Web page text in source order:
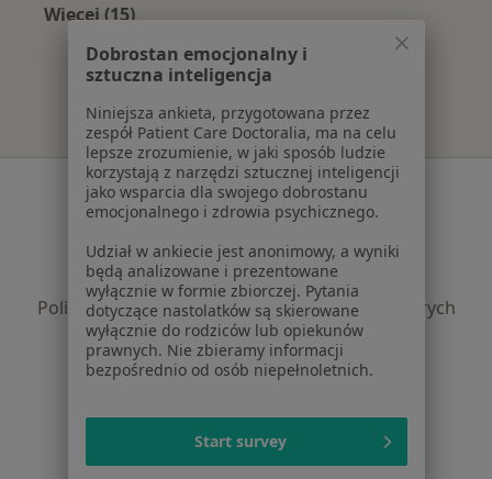
Więcej (15)
Więcej w kategorii: Najczęście leczone
Serwis
Regulamin
Polityka prywatności pacjentów
Polityka prywatności profesjonalistów
Polityka prywatności dla profesjonalistów, których
dane pozyskaliśmy samodzielnie
Polityka cookies
Jak działają wyniki wyszukiwania
Dostępność
O nas
Praca Rekrutujemy!
Dobrostan emocjonalny i
sztuczna inteligencja
Niniejsza ankieta, przygotowana przez
zespół Patient Care Doctoralia, ma na celu
lepsze zrozumienie, w jaki sposób ludzie
korzystają z narzędzi sztucznej inteligencji
jako wsparcia dla swojego dobrostanu
emocjonalnego i zdrowia psychicznego.
Udział w ankiecie jest anonimowy, a wyniki
będą analizowane i prezentowane
wyłącznie w formie zbiorczej. Pytania
dotyczące nastolatków są skierowane
wyłącznie do rodziców lub opiekunów
prawnych. Nie zbieramy informacji
bezpośrednio od osób niepełnoletnich.
Start survey